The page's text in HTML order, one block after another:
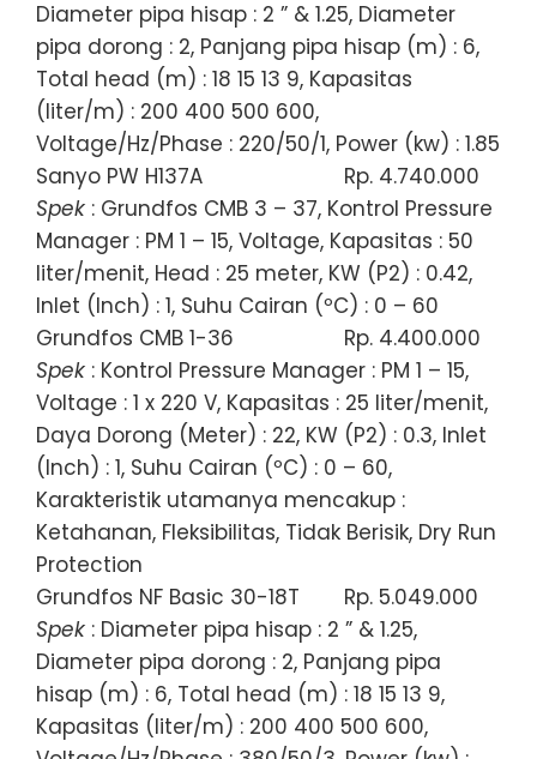
Diameter pipa hisap : 2 ” & 1.25, Diameter
pipa dorong : 2, Panjang pipa hisap (m) : 6,
Total head (m) : 18 15 13 9, Kapasitas
(liter/m) : 200 400 500 600,
Voltage/Hz/Phase : 220/50/1, Power (kw) : 1.85
Sanyo PW H137A
Rp. 4.740.000
Spek : Grundfos CMB 3 – 37, Kontrol Pressure
Manager : PM 1 – 15, Voltage, Kapasitas : 50
liter/menit, Head : 25 meter, KW (P2) : 0.42,
Inlet (Inch) : 1, Suhu Cairan (ºC) : 0 – 60
Grundfos CMB 1-36
Rp. 4.400.000
Spek : Kontrol Pressure Manager : PM 1 – 15,
Voltage : 1 x 220 V, Kapasitas : 25 liter/menit,
Daya Dorong (Meter) : 22, KW (P2) : 0.3, Inlet
(Inch) : 1, Suhu Cairan (ºC) : 0 – 60,
Karakteristik utamanya mencakup :
Ketahanan, Fleksibilitas, Tidak Berisik, Dry Run
Protection
Grundfos NF Basic 30-18T
Rp. 5.049.000
Spek : Diameter pipa hisap : 2 ” & 1.25,
Diameter pipa dorong : 2, Panjang pipa
hisap (m) : 6, Total head (m) : 18 15 13 9,
Kapasitas (liter/m) : 200 400 500 600,